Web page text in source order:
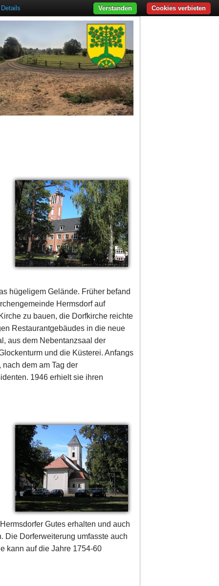
hügeligem Gelände. Früher befand
Hermsdorf auf
zu bauen, die Dorfkirche reichte
Restaurantgebäudes in die neue
aus dem Nebentanzsaal der
und die Küsterei. Anfangs
dem am Tag der
1946 erhielt sie ihren
Gutes erhalten und auch
Die Dorferweiterung umfasste auch
kann auf die Jahre 1754-60
Details Cookies verbieten
Verstanden